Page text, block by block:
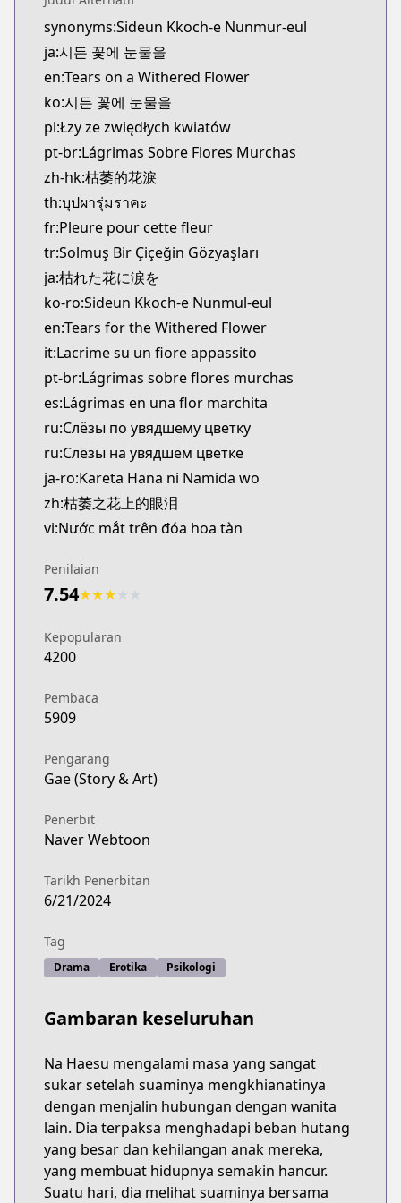
synonyms:Sideun Kkoch-e Nunmur-eul
ja:시든 꽃에 눈물을
en:Tears on a Withered Flower
ko:시든 꽃에 눈물을
pl:Łzy ze zwiędłych kwiatów
pt-br:Lágrimas Sobre Flores Murchas
zh-hk:枯萎的花淚
th:บุปผารุ่มราคะ
fr:Pleure pour cette fleur
tr:Solmuş Bir Çiçeğin Gözyaşları
ja:枯れた花に涙を
ko-ro:Sideun Kkoch-e Nunmul-eul
en:Tears for the Withered Flower
it:Lacrime su un fiore appassito
pt-br:Lágrimas sobre flores murchas
es:Lágrimas en una flor marchita
ru:Слёзы по увядшему цветку
ru:Слёзы на увядшем цветке
ja-ro:Kareta Hana ni Namida wo
zh:枯萎之花上的眼泪
vi:Nước mắt trên đóa hoa tàn
Penilaian
7.54★★★
Kepopularan
4200
Pembaca
5909
Pengarang
Gae (Story & Art)
Penerbit
Naver Webtoon
Tarikh Penerbitan
6/21/2024
Tag
Drama Erotika Psikologi
Gambaran keseluruhan
Na Haesu mengalami masa yang sangat
sukar setelah suaminya mengkhianatinya
dengan menjalin hubungan dengan wanita
lain. Dia terpaksa menghadapi beban hutang
yang besar dan kehilangan anak mereka,
yang membuat hidupnya semakin hancur.
Suatu hari, dia melihat suaminya bersama